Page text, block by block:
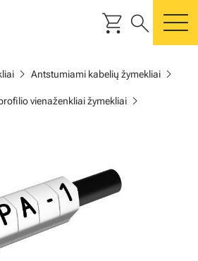
shopping_cart search
chevron_right Antstumiami kabelių žymekliaichevron_right
vienaženkliai žymekliaichevron_right